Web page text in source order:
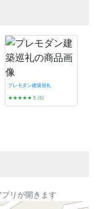
プレモダン建築巡礼
★★★★★5 (5)
リが開きます